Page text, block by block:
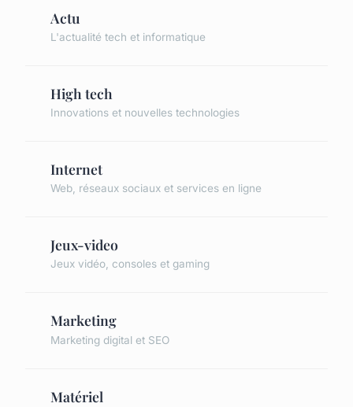
Actu
L'actualité tech et informatique
High tech
Innovations et nouvelles technologies
Internet
Web, réseaux sociaux et services en ligne
Jeux-video
Jeux vidéo, consoles et gaming
Marketing
Marketing digital et SEO
Matériel